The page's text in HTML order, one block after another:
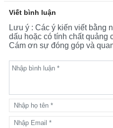
Viết bình luận
Lưu ý : Các ý kiến viết bằng
dấu hoặc có tính chất quảng
Cám ơn sự đóng góp và